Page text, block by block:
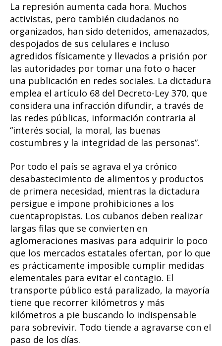
La represión aumenta cada hora. Muchos
activistas, pero también ciudadanos no
organizados, han sido detenidos, amenazados,
despojados de sus celulares e incluso
agredidos físicamente y llevados a prisión por
las autoridades por tomar una foto o hacer
una publicación en redes sociales. La dictadura
emplea el artículo 68 del Decreto-Ley 370, que
considera una infracción difundir, a través de
las redes públicas, información contraria al
“interés social, la moral, las buenas
costumbres y la integridad de las personas”.
Por todo el país se agrava el ya crónico
desabastecimiento de alimentos y productos
de primera necesidad, mientras la dictadura
persigue e impone prohibiciones a los
cuentapropistas. Los cubanos deben realizar
largas filas que se convierten en
aglomeraciones masivas para adquirir lo poco
que los mercados estatales ofertan, por lo que
es prácticamente imposible cumplir medidas
elementales para evitar el contagio. El
transporte público está paralizado, la mayoría
tiene que recorrer kilómetros y más
kilómetros a pie buscando lo indispensable
para sobrevivir. Todo tiende a agravarse con el
paso de los días.